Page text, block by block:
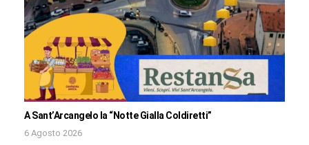
A Sant’Arcangelo la “Notte Gialla Coldiretti”
6 Agosto 2026